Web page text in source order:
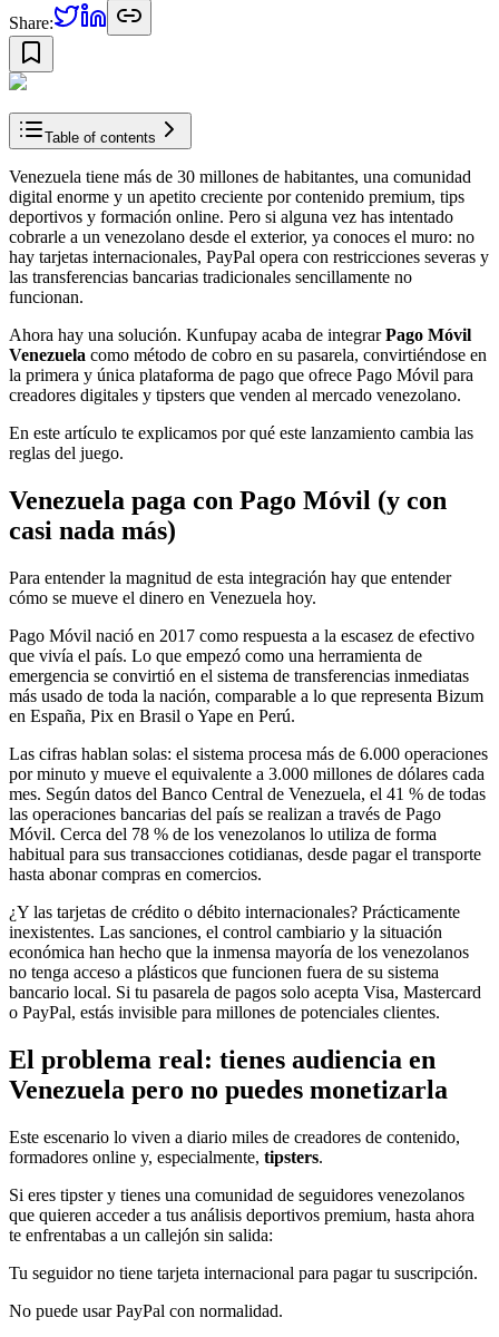
Share:
Table of contents
Venezuela tiene más de 30 millones de habitantes, una comunidad
digital enorme y un apetito creciente por contenido premium, tips
deportivos y formación online. Pero si alguna vez has intentado
cobrarle a un venezolano desde el exterior, ya conoces el muro: no
hay tarjetas internacionales, PayPal opera con restricciones severas y
las transferencias bancarias tradicionales sencillamente no
funcionan.
Ahora hay una solución. Kunfupay acaba de integrarPago Móvil
Venezuela como método de cobro en su pasarela, convirtiéndose en
la primera y única plataforma de pago que ofrece Pago Móvil para
creadores digitales y tipsters que venden al mercado venezolano.
En este artículo te explicamos por qué este lanzamiento cambia las
reglas del juego.
Venezuela paga con Pago Móvil (y con
casi nada más)
Para entender la magnitud de esta integración hay que entender
cómo se mueve el dinero en Venezuela hoy.
Pago Móvil nació en 2017 como respuesta a la escasez de efectivo
que vivía el país. Lo que empezó como una herramienta de
emergencia se convirtió en el sistema de transferencias inmediatas
más usado de toda la nación, comparable a lo que representa Bizum
en España, Pix en Brasil o Yape en Perú.
Las cifras hablan solas: el sistema procesa más de 6.000 operaciones
por minuto y mueve el equivalente a 3.000 millones de dólares cada
mes. Según datos del Banco Central de Venezuela, el 41 % de todas
las operaciones bancarias del país se realizan a través de Pago
Móvil. Cerca del 78 % de los venezolanos lo utiliza de forma
habitual para sus transacciones cotidianas, desde pagar el transporte
hasta abonar compras en comercios.
¿Y las tarjetas de crédito o débito internacionales? Prácticamente
inexistentes. Las sanciones, el control cambiario y la situación
económica han hecho que la inmensa mayoría de los venezolanos
no tenga acceso a plásticos que funcionen fuera de su sistema
bancario local. Si tu pasarela de pagos solo acepta Visa, Mastercard
o PayPal, estás invisible para millones de potenciales clientes.
El problema real: tienes audiencia en
Venezuela pero no puedes monetizarla
Este escenario lo viven a diario miles de creadores de contenido,
formadores online y, especialmente, tipsters.
Si eres tipster y tienes una comunidad de seguidores venezolanos
que quieren acceder a tus análisis deportivos premium, hasta ahora
te enfrentabas a un callejón sin salida:
Tu seguidor no tiene tarjeta internacional para pagar tu suscripción.
No puede usar PayPal con normalidad.